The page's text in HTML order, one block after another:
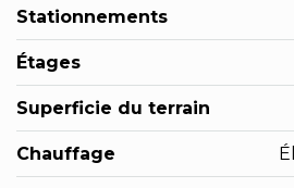
Stationnements
Étages
Superficie du terrain
Chauffage